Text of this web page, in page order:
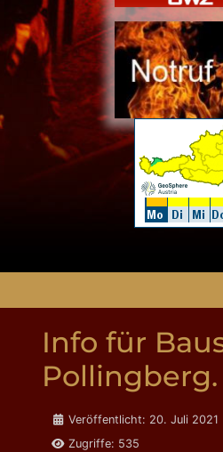
Info für
Pollingberg.
DetailsVeröffentlicht: 20. Juli 2021
Zugriffe: 535